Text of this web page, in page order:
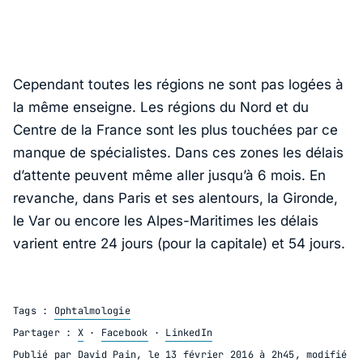
Cependant toutes les régions ne sont pas logées à
la même enseigne. Les régions du Nord et du
Centre de la France sont les plus touchées par ce
manque de spécialistes. Dans ces zones les délais
d’attente peuvent même aller jusqu’à 6 mois. En
revanche, dans Paris et ses alentours, la Gironde,
le Var ou encore les Alpes-Maritimes les délais
varient entre 24 jours (pour la capitale) et 54 jours.
Tags : Ophtalmologie
Partager : X· Facebook · LinkedIn
Publié par David Pain, le 13 février 2016 à 2h45, modifié